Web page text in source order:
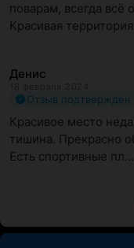
поварам, всегда всё
Красивая
Денис
Отзыв подтвержден
Красивое место
тишина. Прекрасно
Есть спортивные пл...